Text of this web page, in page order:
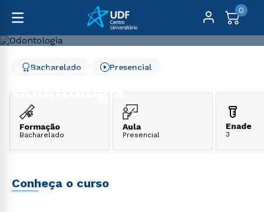
0
Graduação Saúde Odontologia
Odontologia
Bacharelado Presencial
Formação
Bacharelado
Aula
Presencial
Enade
3
Conheça o curso